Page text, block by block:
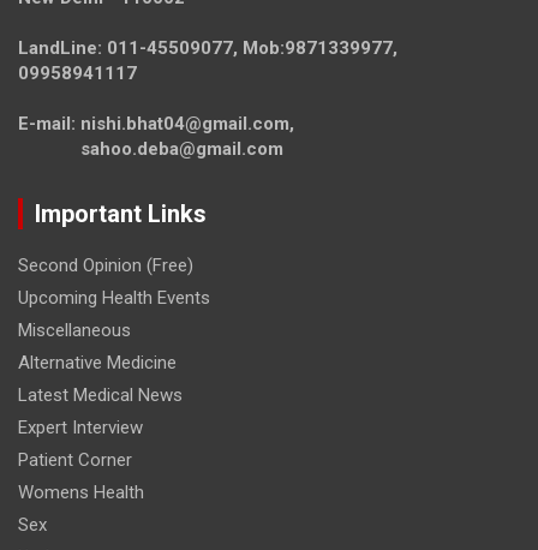
LandLine: 011-45509077, Mob:9871339977,
09958941117
E-mail: nishi.bhat04@gmail.com,
sahoo.deba@gmail.com
Important Links
Second Opinion (Free)
Upcoming Health Events
Miscellaneous
Alternative Medicine
Latest Medical News
Expert Interview
Patient Corner
Womens Health
Sex